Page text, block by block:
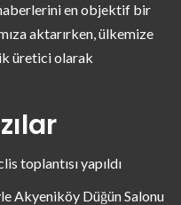
en objektif bir
aktarırken, ülkemize
üretici olarak
toplantısı yapıldı
Akyeniköy Düğün Salonu